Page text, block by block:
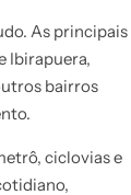
As principais
Ibirapuera,
bairros
ciclovias e